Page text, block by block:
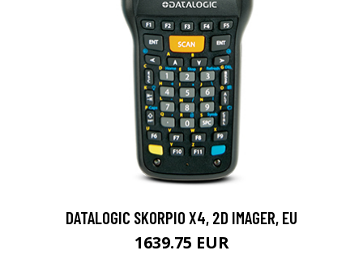
DATALOGIC SKORPIO X4, 2D IMAGER, EU
1639.75 EUR